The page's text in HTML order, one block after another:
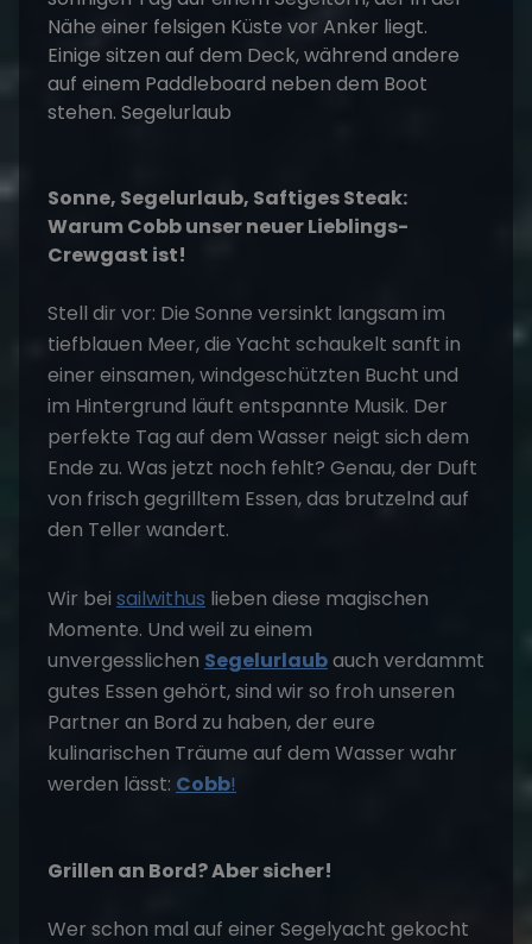
Sonne, Segelurlaub, Saftiges Steak:
Warum Cobb unser neuer Lieblings-
Crewgast ist!
Stell dir vor: Die Sonne versinkt langsam im
tiefblauen Meer, die Yacht schaukelt sanft in
einer einsamen, windgeschützten Bucht und
im Hintergrund läuft entspannte Musik. Der
perfekte Tag auf dem Wasser neigt sich dem
Ende zu. Was jetzt noch fehlt? Genau, der Duft
von frisch gegrilltem Essen, das brutzelnd auf
den Teller wandert.
Wir bei sailwithus lieben diese magischen
Momente. Und weil zu einem
unvergesslichen Segelurlaubauch verdammt
gutes Essen gehört, sind wir so froh unseren
Partner an Bord zu haben, der eure
kulinarischen Träume auf dem Wasser wahr
werden lässt: Cobb!
Grillen an Bord? Aber sicher!
Wer schon mal auf einer Segelyacht gekocht